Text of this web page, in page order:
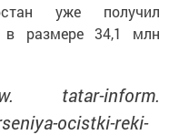
уже получил
в размере 34,1 млн
tatar-inform.
ocistki-reki-